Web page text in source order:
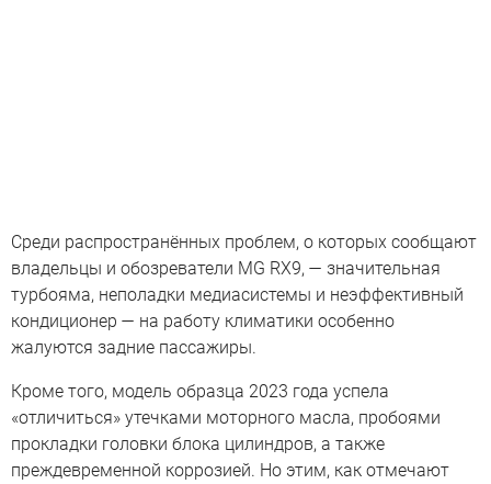
Среди распространённых проблем, о которых сообщают
владельцы и обозреватели MG RX9, — значительная
турбояма, неполадки медиасистемы и неэффективный
кондиционер — на работу климатики особенно
жалуются задние пассажиры.
Кроме того, модель образца 2023 года успела
«отличиться» утечками моторного масла, пробоями
прокладки головки блока цилиндров, а также
преждевременной коррозией. Но этим, как отмечают